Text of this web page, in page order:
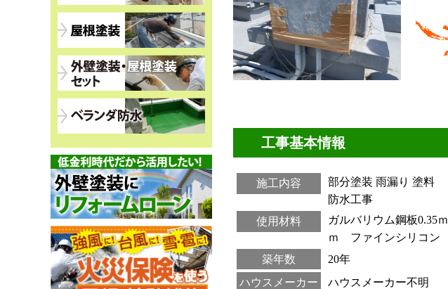
工事基本情報
施工内容 部分塗装 雨漏り 塗料
防水工事
使用材料
ガルバリウム鋼板0.35ｍ
ｍ ファインシリコン
築年数
20年
ハウスメーカー
ハウスメーカー不明